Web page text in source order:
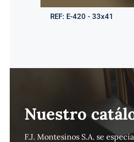
REF: E-420 - 33x41
Nuestro
F.J. Montesinos S.A. se